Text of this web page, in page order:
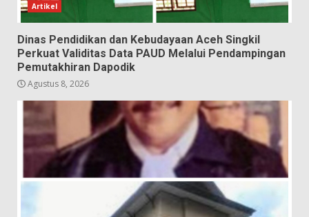
Artikel
Dinas Pendidikan dan Kebudayaan Aceh Singkil
Perkuat Validitas Data PAUD Melalui Pendampingan
Pemutakhiran Dapodik
Agustus 8, 2026